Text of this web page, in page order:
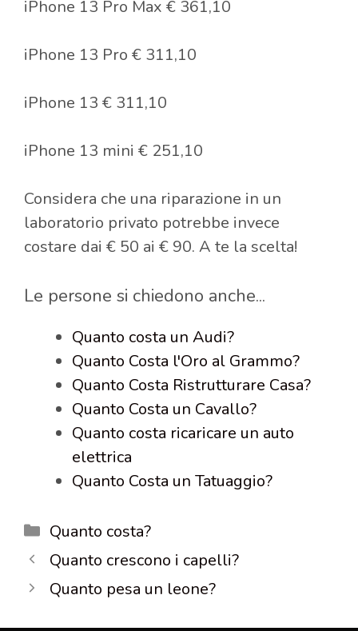
iPhone 13 Pro Max € 361,10
iPhone 13 Pro € 311,10
iPhone 13 € 311,10
iPhone 13 mini € 251,10
Considera che una riparazione in un
laboratorio privato potrebbe invece
costare dai € 50 ai € 90. A te la scelta!
Le persone si chiedono anche...
Quanto costa un Audi?
Quanto Costa l'Oro al Grammo?
Quanto Costa Ristrutturare Casa?
Quanto Costa un Cavallo?
Quanto costa ricaricare un auto
elettrica
Quanto Costa un Tatuaggio?
Categorie
Quanto costa?
Quanto crescono i capelli?
Quanto pesa un leone?